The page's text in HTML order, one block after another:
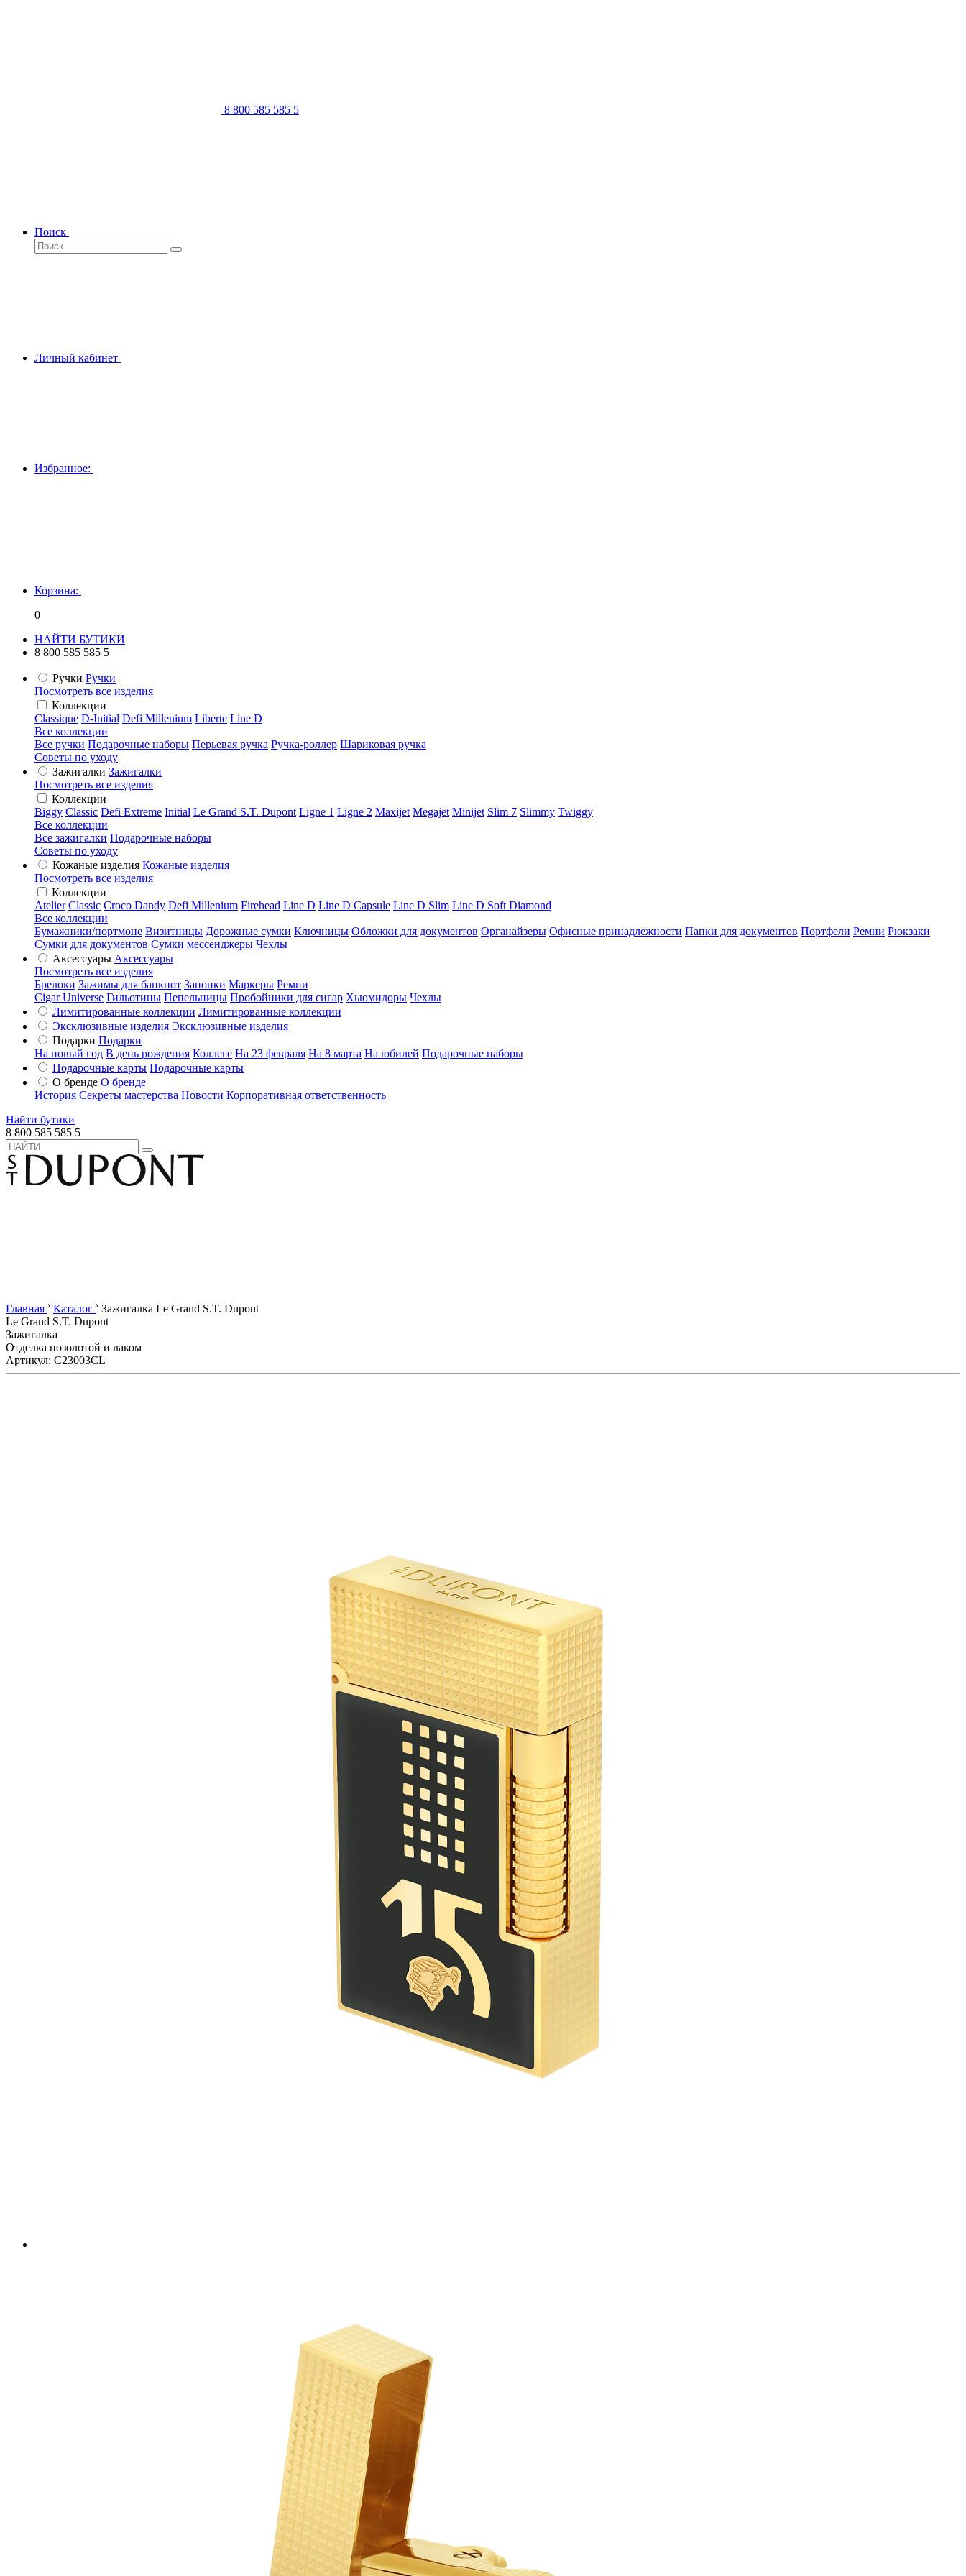
8 800 585 585 5
Поиск
Личный кабинет
Избранное:
Корзина:
0
НАЙТИ БУТИКИ
8 800 585 585 5
Ручки Ручки
Посмотреть все изделия
Коллекции
Classique D-Initial Defi Millenium Liberte Line D
Все коллекции
Все ручки Подарочные наборы Перьевая ручка Ручка-роллер Шариковая ручка
Советы по уходу
Зажигалки Зажигалки
Посмотреть все изделия
Коллекции
Biggy Classic Defi Extreme Initial Le Grand S.T. Dupont Ligne 1 Ligne 2 Maxijet Megajet Minijet Slim 7 Slimmy Twiggy
Все коллекции
Все зажигалки Подарочные наборы
Советы по уходу
Кожаные изделия Кожаные изделия
Посмотреть все изделия
Коллекции
Atelier Classic Croco Dandy Defi Millenium Firehead Line D Line D Capsule Line D Slim Line D Soft Diamond
Все коллекции
Бумажники/портмоне Визитницы Дорожные сумки Ключницы Обложки для документов Органайзеры Офисные принадлежности Папки для документов Портфели Ремни Рюкзаки
Сумки для документов Сумки мессенджеры Чехлы
Аксессуары Аксессуары
Посмотреть все изделия
Брелоки Зажимы для банкнот Запонки Маркеры Ремни
Cigar Universe Гильотины Пепельницы Пробойники для сигар Хьюмидоры Чехлы
Лимитированные коллекции Лимитированные коллекции
Эксклюзивные изделия Эксклюзивные изделия
Подарки Подарки
На новый год В день рождения Коллеге На 23 февраля На 8 марта На юбилей Подарочные наборы
Подарочные карты Подарочные карты
О бренде О бренде
История Секреты мастерства Новости Корпоративная ответственность
Найти бутики
8 800 585 585 5
Главная › Каталог › Зажигалка Le Grand S.T. Dupont
Le Grand S.T. Dupont
Зажигалка
Отделка позолотой и лаком
Артикул: C23003CL